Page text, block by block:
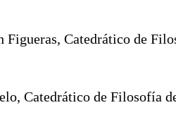
Figueras, Catedrático de
Catedrático de Filosofía